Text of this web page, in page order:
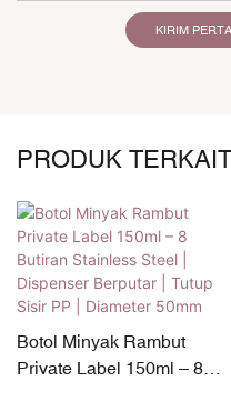
KIRIM
PRODUK TERKAIT
Botol Minyak Rambut
Private Label 150ml – 8